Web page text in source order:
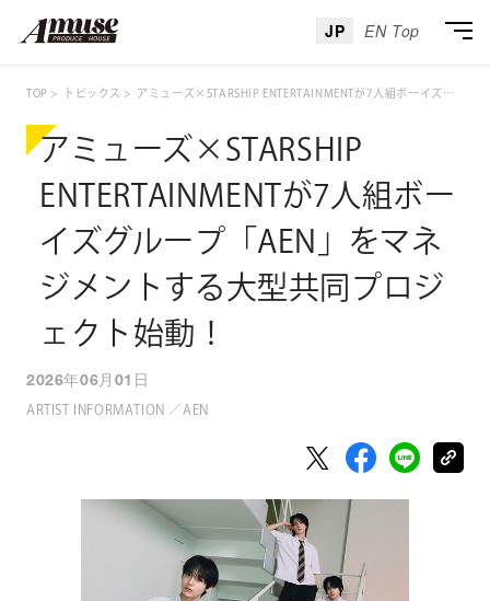
JP EN Top
お問い合わせ
TOP トピックス アミューズ×STARSHIP ENTERTAINMENTが7人組ボーイズグループ「AEN」をマネジメントする大型共同プロジェクト始動！
アミューズ×STARSHIP
ENTERTAINMENTが7人組ボー
イズグループ「AEN」をマネ
ジメントする大型共同プロジ
ェクト始動！
2026年06月01日
ARTIST INFORMATION ／AEN